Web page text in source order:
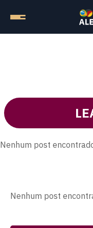
Nenhum post
Nenhum post